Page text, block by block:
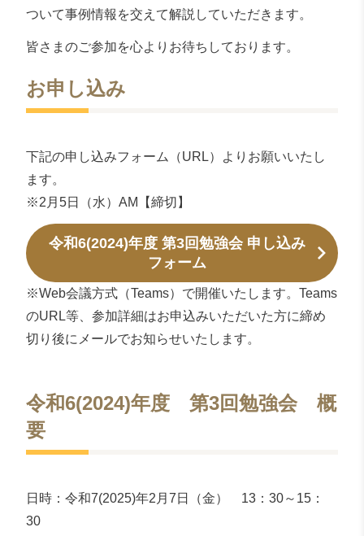
ついて事例情報を交えて解説していただきます。
皆さまのご参加を心よりお待ちしております。
お申し込み
下記の申し込みフォーム（URL）よりお願いいたし
ます。
※2月5日（水）AM【締切】
令和6(2024)年度 第3回勉強会 申し込み
フォーム
※Web会議方式（Teams）で開催いたします。Teams
のURL等、参加詳細はお申込みいただいた方に締め
切り後にメールでお知らせいたします。
令和6(2024)年度 第3回勉強会 概
要
日時：令和7(2025)年2月7日（金） 13：30～15：
30